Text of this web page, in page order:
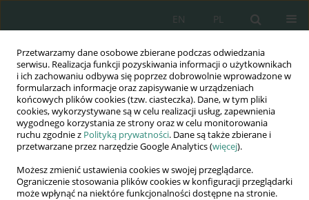
Przetwarzamy dane osobowe zbierane podczas odwiedzania
serwisu. Realizacja funkcji pozyskiwania informacji o użytkownikach
i ich zachowaniu odbywa się poprzez dobrowolnie wprowadzone w
formularzach informacje oraz zapisywanie w urządzeniach
końcowych plików cookies (tzw. ciasteczka). Dane, w tym pliki
cookies, wykorzystywane są w celu realizacji usług, zapewnienia
wygodnego korzystania ze strony oraz w celu monitorowania
ruchu zgodnie z Polityką prywatności. Dane są także zbierane i
przetwarzane przez narzędzie Google Analytics (więcej).
Możesz zmienić ustawienia cookies w swojej przeglądarce.
Ograniczenie stosowania plików cookies w konfiguracji przeglądarki
może wpłynąć na niektóre funkcjonalności dostępne na stronie.
PL
EN
Wydawnictwo
AWSGE
Akademia Nauk Stosowanych
WSGE
im. Alcide De Gasperi